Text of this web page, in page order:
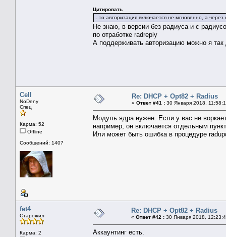
Цитировать
...то авторизация включается не мгновенно, а через
Не знаю, в версии без радиуса и с
по отработке radreply
А поддерживать авторизацию можно я
Cell
NoDeny
Спец
Карма: 52
Offline
Сообщений: 1407
Re: DHCP + Opt82 + Radius
« Ответ #41 : 30 Января 2018,
Модуль ядра нужен. Если у вас не
например, он включается отдельным
Или может быть ошибка в процедуре
fet4
Старожил
Карма: 2
Re: DHCP + Opt82 + Radius
« Ответ #42 : 30 Января 2018,
Аккаунтинг есть.